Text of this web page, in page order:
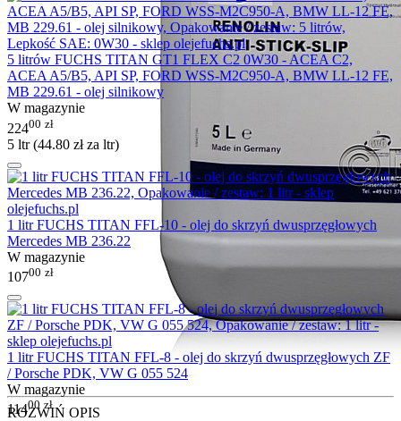
ROZWIŃ OPIS
5 litrów FUCHS TITAN GT1 FLEX C2 0W30 - ACEA C2,
ACEA A5/B5, API SP, FORD WSS-M2C950-A, BMW LL-12 FE,
MB 229.61 - olej silnikowy
W magazynie
22400 zł
5 ltr (44.80 złza ltr)
1 litr FUCHS TITAN FFL-10 - olej do skrzyń dwusprzęgłowych
Mercedes MB 236.22
W magazynie
10700 zł
1 litr FUCHS TITAN FFL-8 - olej do skrzyń dwusprzęgłowych ZF
/ Porsche PDK, VW G 055 524
W magazynie
11400 zł